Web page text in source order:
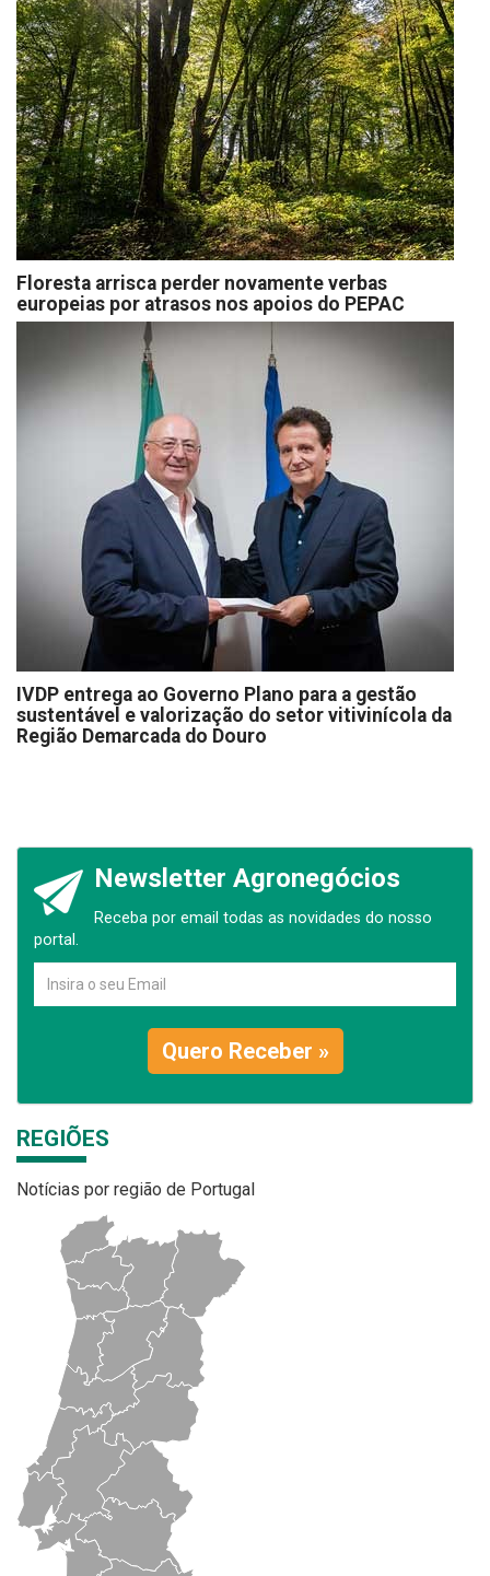
Floresta arrisca perder novamente verbas
europeias por atrasos nos apoios do PEPAC
IVDP entrega ao Governo Plano para a gestão
sustentável e valorização do setor vitivinícola da
Região Demarcada do Douro
Newsletter Agronegócios
Receba por email todas as novidades do nosso
portal.
Quero Receber »
REGIÕES
Notícias por região de Portugal